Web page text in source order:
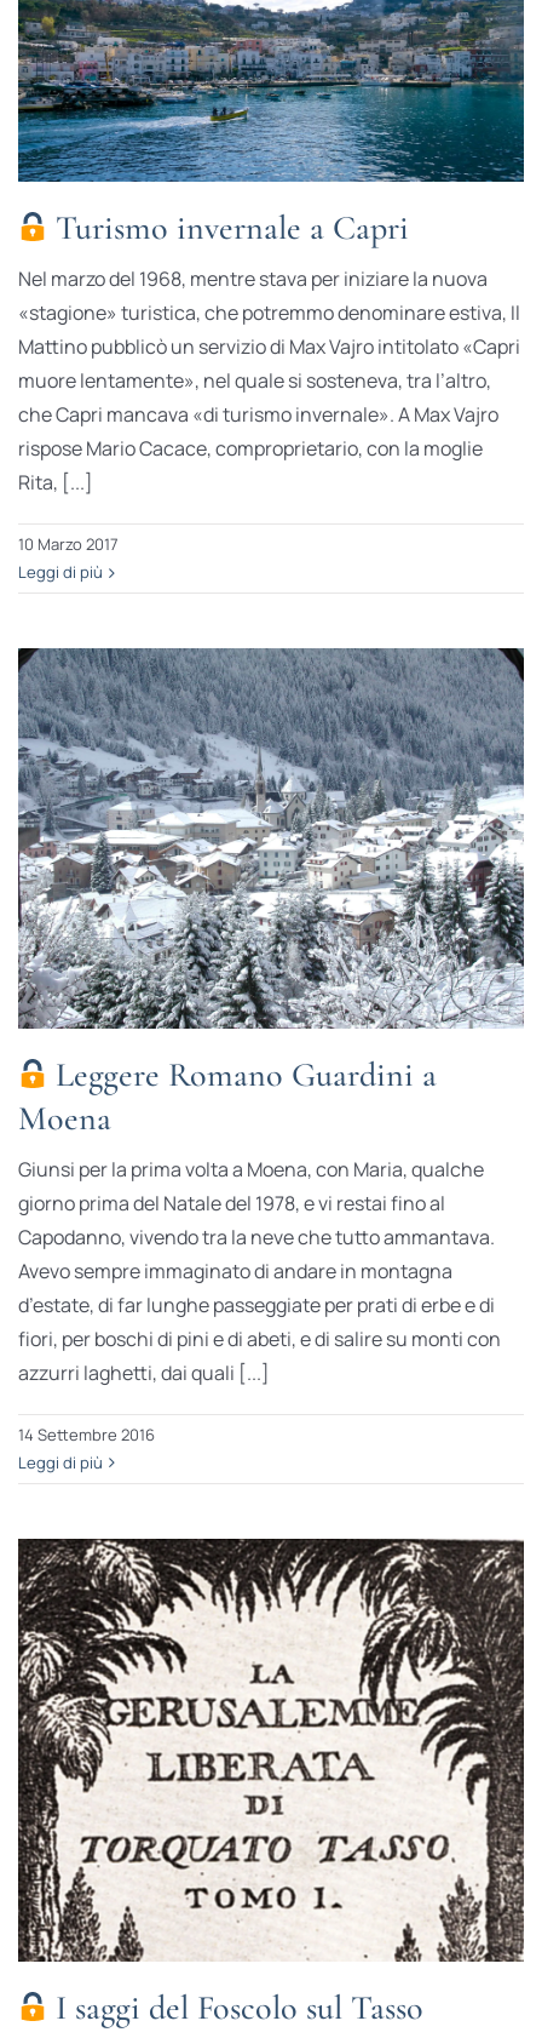
Turismo invernale a Capri
Nel marzo del 1968, mentre stava per iniziare la nuova
«stagione» turistica, che potremmo denominare estiva, Il
Mattino pubblicò un servizio di Max Vajro intitolato «Capri
muore lentamente», nel quale si sosteneva, tra l’altro,
che Capri mancava «di turismo invernale». A Max Vajro
rispose Mario Cacace, comproprietario, con la moglie
Rita, [...]
10 Marzo 2017
Leggi di più
Leggere Romano Guardini a
Moena
Giunsi per la prima volta a Moena, con Maria, qualche
giorno prima del Natale del 1978, e vi restai fino al
Capodanno, vivendo tra la neve che tutto ammantava.
Avevo sempre immaginato di andare in montagna
d’estate, di far lunghe passeggiate per prati di erbe e di
fiori, per boschi di pini e di abeti, e di salire su monti con
azzurri laghetti, dai quali [...]
14 Settembre 2016
Leggi di più
I saggi del Foscolo sul Tasso